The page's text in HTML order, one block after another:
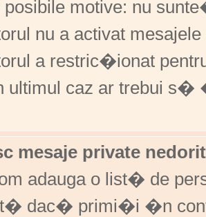
motive: nu
nu a activat
a restric�ionat
ultimul caz ar trebui s�
mesaje private
adauga o list� de
dac� primi�i �n